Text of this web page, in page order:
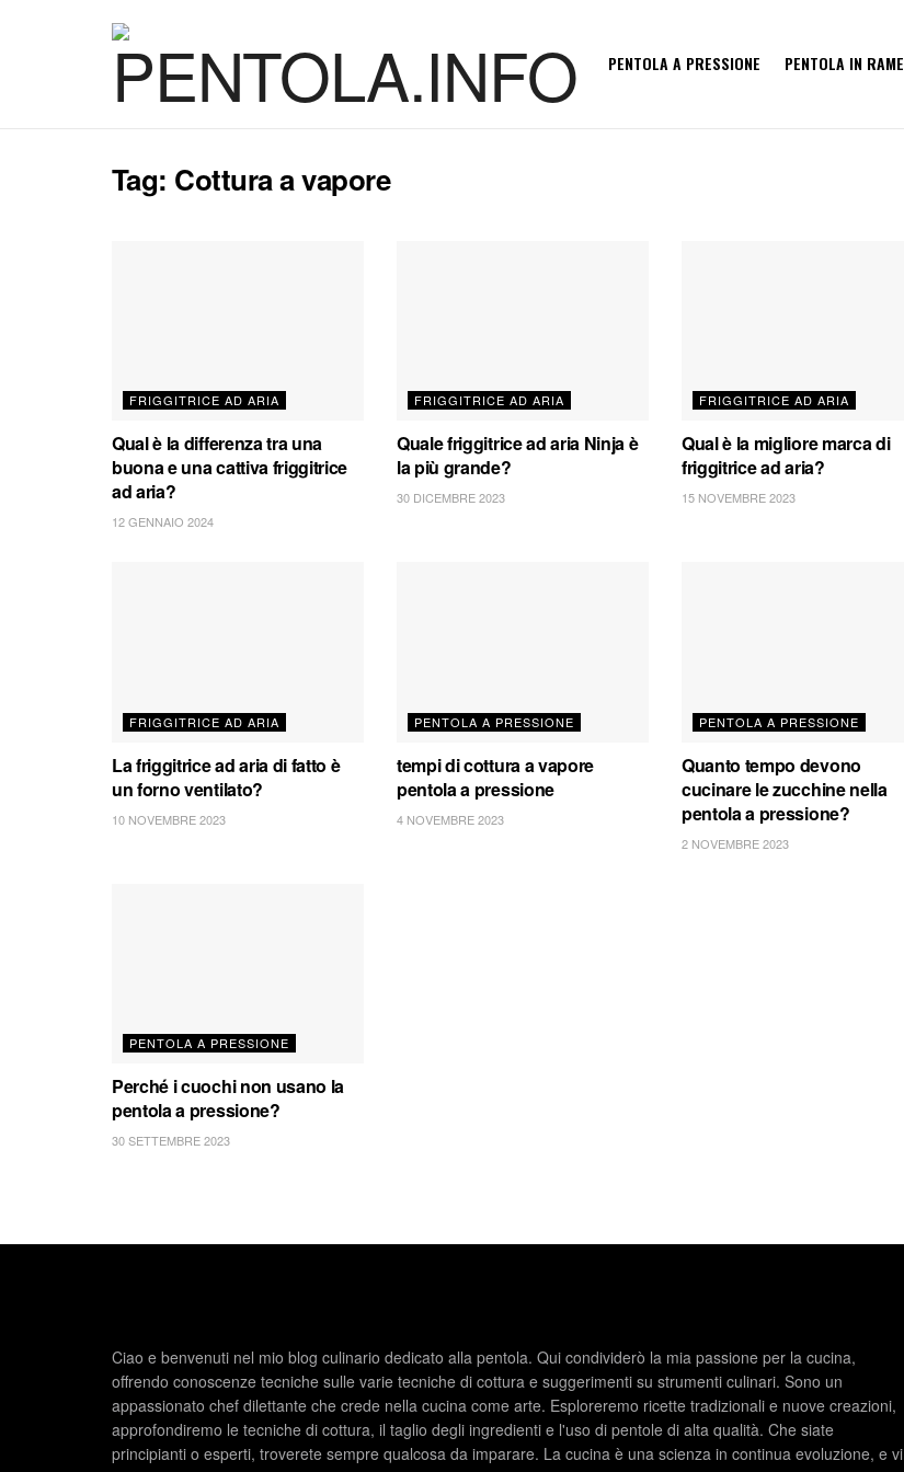
PENTOLA A PRESSIONE PENTOLA IN RAME
Tag: Cottura a vapore
FRIGGITRICE AD ARIA
Qual è la differenza tra una
buona e una cattiva friggitrice
ad aria?
12 GENNAIO 2024
FRIGGITRICE AD ARIA
Quale friggitrice ad aria Ninja è
la più grande?
30 DICEMBRE 2023
FRIGGITRICE AD ARIA
Qual è la migliore marca di
friggitrice ad aria?
15 NOVEMBRE 2023
FRIGGITRICE AD ARIA
La friggitrice ad aria di fatto è
un forno ventilato?
10 NOVEMBRE 2023
PENTOLA A PRESSIONE
tempi di cottura a vapore
pentola a pressione
4 NOVEMBRE 2023
PENTOLA A PRESSIONE
Quanto tempo devono
cucinare le zucchine nella
pentola a pressione?
2 NOVEMBRE 2023
PENTOLA A PRESSIONE
Perché i cuochi non usano la
pentola a pressione?
30 SETTEMBRE 2023
Ciao e benvenuti nel mio blog culinario dedicato alla pentola. Qui condividerò la mia passione per la cucina,
offrendo conoscenze tecniche sulle varie tecniche di cottura e suggerimenti su strumenti culinari. Sono un
appassionato chef dilettante che crede nella cucina come arte. Esploreremo ricette tradizionali e nuove creazioni,
approfondiremo le tecniche di cottura, il taglio degli ingredienti e l'uso di pentole di alta qualità. Che siate
principianti o esperti, troverete sempre qualcosa da imparare. La cucina è una scienza in continua evoluzione, e vi